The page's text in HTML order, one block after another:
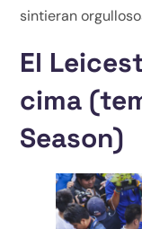
sintieran
El
cima
Season)